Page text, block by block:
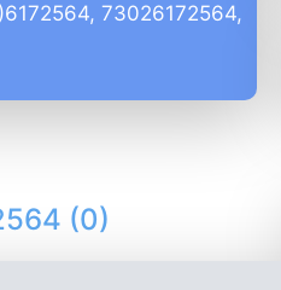
73026172564,
(0)